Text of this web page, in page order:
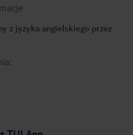
z języka angielskiego przez